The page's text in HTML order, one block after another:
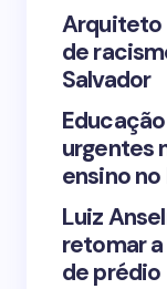
Save my
Arquiteto
de
Salvador
urgentes
ensino no
Luiz
retomar
de prédio